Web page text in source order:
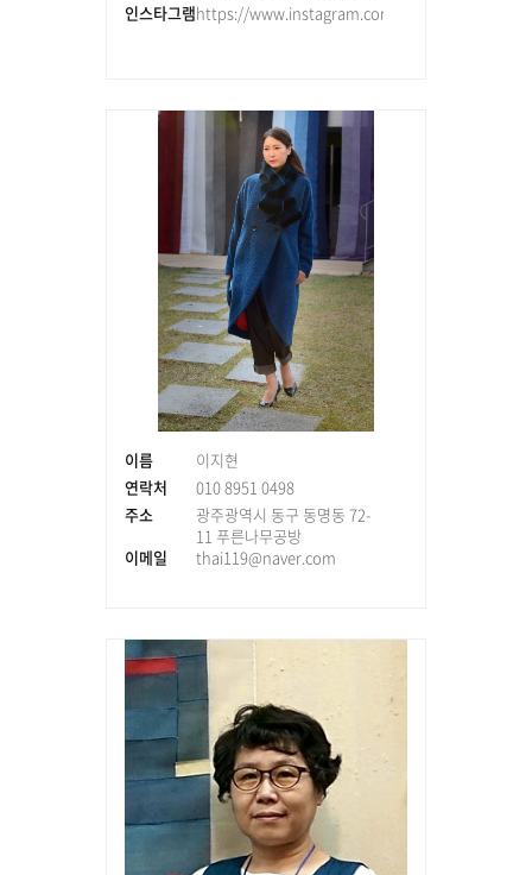
인스타그램https://www.instagram.com/maminory79
이름
이지현
연락처
010 8951 0498
주소
광주광역시 동구 동명동 72-
11 푸른나무공방
이메일
thai119@naver.com